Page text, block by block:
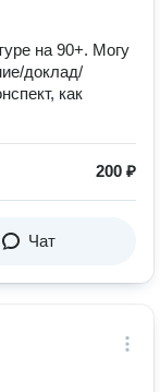
на 90+. Могу
доклад/
как
200 ₽
Чат